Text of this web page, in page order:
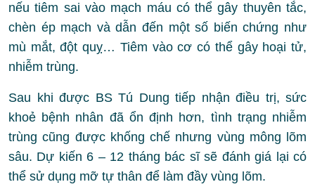
nếu tiêm sai vào mạch máu có thể gây thuyên tắc,
chèn ép mạch và dẫn đến một số biến chứng như
mù mắt, đột quỵ… Tiêm vào cơ có thể gây hoại tử,
nhiễm trùng.
Sau khi được BS Tú Dung tiếp nhận điều trị, sức
khoẻ bệnh nhân đã ổn định hơn, tình trạng nhiễm
trùng cũng được khống chế nhưng vùng mông lõm
sâu. Dự kiến 6 – 12 tháng bác sĩ sẽ đánh giá lại có
thể sử dụng mỡ tự thân để làm đầy vùng lõm.